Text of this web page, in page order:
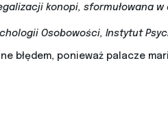
konopi, sformułowana w
Osobowości, Instytut
błędem, ponieważ palacze